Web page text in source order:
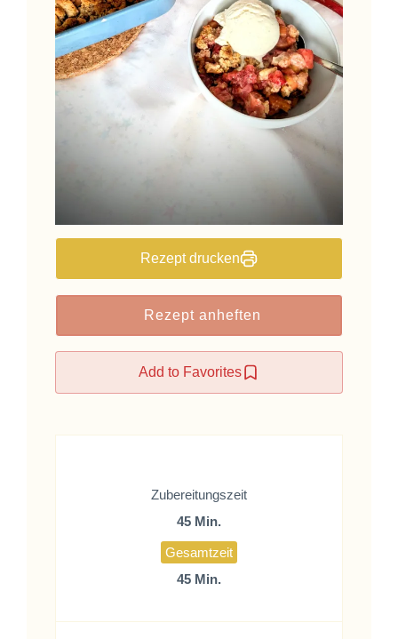
Rezept drucken
Rezept anheften
Add to Favorites
Zubereitungszeit
45 Min.
Gesamtzeit
45 Min.